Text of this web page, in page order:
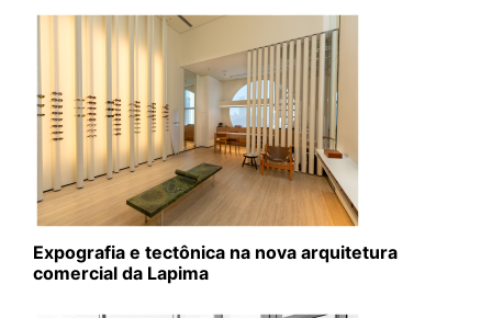
Expografia e tectônica na nova arquitetura
comercial da Lapima